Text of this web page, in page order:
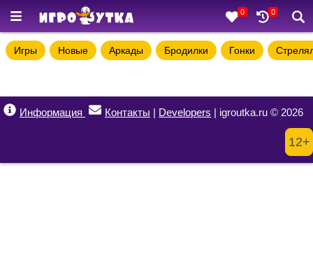
0 0
Игры Новые Аркады Бродилки Гонки
Информация Контакты | Developers | igroutka.ru © 2026
12+